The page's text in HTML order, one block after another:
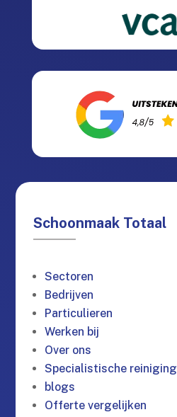
Schoonmaak Totaal
Sectoren
Bedrijven
Particulieren
Werken bij
Over ons
Specialistische reiniging
blogs
Offerte vergelijken